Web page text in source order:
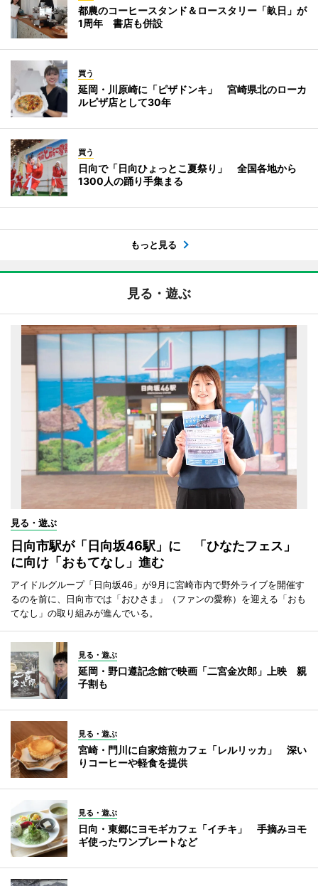
都農のコーヒースタンド＆ロースタリー「畝日」が
1周年 書店も併設
買う
延岡・川原崎に「ピザドンキ」 宮崎県北のローカ
ルピザ店として30年
買う
日向で「日向ひょっとこ夏祭り」 全国各地から
1300人の踊り手集まる
もっと見る
見る・遊ぶ
見る・遊ぶ
日向市駅が「日向坂46駅」に 「ひなたフェス」
に向け「おもてなし」進む
アイドルグループ「日向坂46」が9月に宮崎市内で野外ライブを開催す
るのを前に、日向市では「おひさま」（ファンの愛称）を迎える「おも
てなし」の取り組みが進んでいる。
見る・遊ぶ
延岡・野口遵記念館で映画「二宮金次郎」上映 親
子割も
見る・遊ぶ
宮崎・門川に自家焙煎カフェ「レルリッカ」 深い
りコーヒーや軽食を提供
見る・遊ぶ
日向・東郷にヨモギカフェ「イチキ」 手摘みヨモ
ギ使ったワンプレートなど